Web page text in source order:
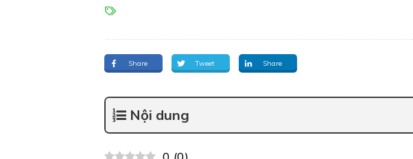
Share Tweet Share
Nội dung